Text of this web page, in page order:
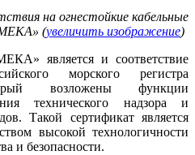
на огнестойкие кабельные
(увеличить изображение)
является и соответствие
морского регистра
возложены функции
технического надзора и
Такой сертификат является
высокой технологичности
и безопасности.